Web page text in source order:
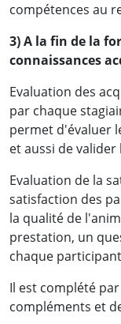
compétences au
3) A la fin de la
connaissances
Evaluation des
par chaque
permet d'évaluer
et aussi de
Evaluation de la
satisfaction des
la qualité de
prestation, un
chaque
Il est complété
compléments et
« Désormais, je
préparation,
assemblées,
J'espère que les